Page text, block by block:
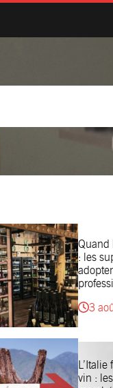
Quand
: les
3
vin :